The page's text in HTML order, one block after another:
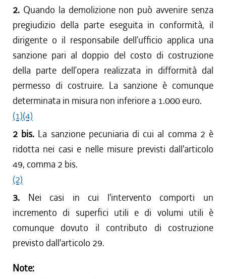
dal 28/08/2010 al 27/10/2010
dal 18/12/2009 al 27/08/2010
2. Quando la demolizione non può avvenire senza
pregiudizio della parte eseguita in conformità, il
dirigente o il responsabile dell’ufficio applica una
sanzione pari al doppio del costo di costruzione
della parte dell’opera realizzata in difformità dal
permesso di costruire. La sanzione è comunque
determinata in misura non inferiore a 1.000 euro.
(1)(4)
2 bis. La sanzione pecuniaria di cui al comma 2 è
ridotta nei casi e nelle misure previsti dall'articolo
49, comma 2 bis.
(2)
3. Nei casi in cui l'intervento comporti un
incremento di superfici utili e di volumi utili è
comunque dovuto il contributo di costruzione
previsto dall'articolo 29.
Note: